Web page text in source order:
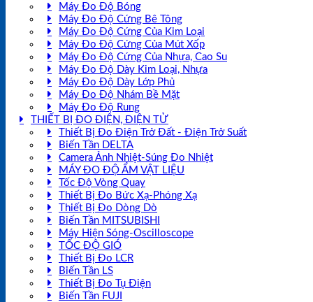
Máy Đo Độ Bóng
Máy Đo Độ Cứng Bê Tông
Máy Đo Độ Cứng Của Kim Loại
Máy Đo Độ Cứng Của Mút Xốp
Máy Đo Độ Cứng Của Nhựa, Cao Su
Máy Đo Độ Dày Kim Loại, Nhựa
Máy Đo Độ Dày Lớp Phủ
Máy Đo Độ Nhám Bề Mặt
Máy Đo Độ Rung
THIẾT BỊ ĐO ĐIỆN, ĐIỆN TỬ
Thiết Bị Đo Điện Trở Đất - Điện Trở Suất
Biến Tần DELTA
Camera Ảnh Nhiệt-Súng Đo Nhiệt
MÁY ĐO ĐỘ ẨM VẬT LIỆU
Tốc Độ Vòng Quay
Thiết Bị Đo Bức Xạ-Phóng Xạ
Thiết Bị Đo Dòng Dò
Biến Tần MITSUBISHI
Máy Hiện Sóng-Oscilloscope
TỐC ĐỘ GIÓ
Thiết Bị Đo LCR
Biến Tần LS
Thiết Bị Đo Tụ Điện
Biến Tần FUJI